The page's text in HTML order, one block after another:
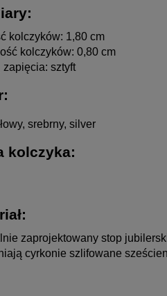
kolczyków: 1,80 cm
kolczyków: 0,80 cm
zapięcia: sztyft
srebrny, silver
kolczyka:
zaprojektowany stop
cyrkonie szlifowane